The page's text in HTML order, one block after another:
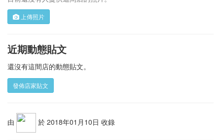
上傳照片
近期動態貼文
還沒有這間店的動態貼文。
發佈店家貼文
由 於 2018年01月10日 收錄